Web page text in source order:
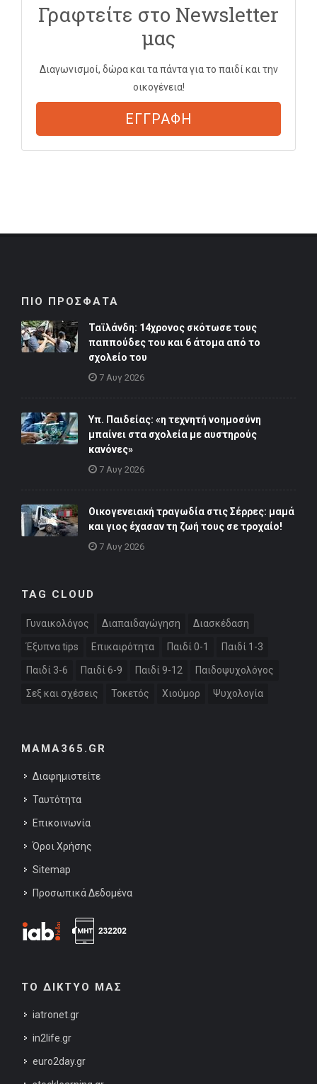
Γραφτείτε στο Newsletter
μας
Διαγωνισμοί, δώρα και τα πάντα για το παιδί και την
οικογένεια!
ΕΓΓΡΑΦΗ
ΠΙΟ ΠΡΟΣΦΑΤΑ
Ταϊλάνδη: 14χρονος σκότωσε τους
παππούδες του και 6 άτομα από το
σχολείο του
7 Αυγ 2026
Υπ. Παιδείας: «η τεχνητή νοημοσύνη
μπαίνει στα σχολεία με αυστηρούς
κανόνες»
7 Αυγ 2026
Οικογενειακή τραγωδία στις Σέρρες: μαμά
και γιος έχασαν τη ζωή τους σε τροχαίο!
7 Αυγ 2026
TAG CLOUD
Γυναικολόγος Διαπαιδαγώγηση Διασκέδαση
Έξυπνα tips Επικαιρότητα Παιδί 0-1 Παιδί 1-3
Παιδί 3-6 Παιδί 6-9 Παιδί 9-12 Παιδοψυχολόγος
Σεξ και σχέσεις Τοκετός Χιούμορ Ψυχολογία
MAMA365.GR
Διαφημιστείτε
Ταυτότητα
Επικοινωνία
Όροι Χρήσης
Sitemap
Προσωπικά Δεδομένα
ΤΟ ΔΙΚΤΥΟ ΜΑΣ
iatronet.gr
in2life.gr
euro2day.gr